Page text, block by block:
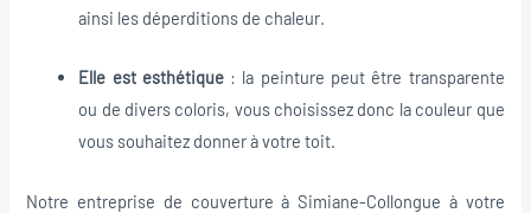
ainsi les déperditions de chaleur.
Elle est esthétique: la peinture peut être transparente
ou de divers coloris, vous choisissez donc la couleur que
vous souhaitez donner à votre toit.
Notre entreprise de couverture à Simiane-Collongue à votre